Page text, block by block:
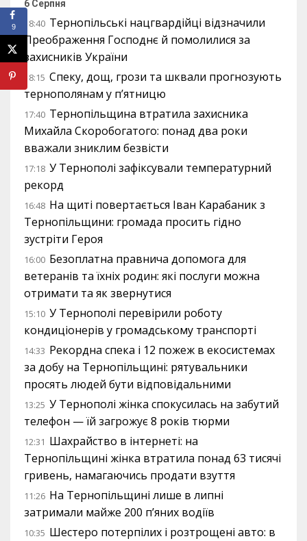
6 Серпня
18:40 Тернопільські нацгвардійці відзначили
Преображення Господнє й помолилися за
захисників України
18:15 Спеку, дощ, грози та шквали прогнозують
тернополянам у п’ятницю
17:40 Тернопільщина втратила захисника
Михайла Скоробогатого: понад два роки
вважали зниклим безвісти
17:18 У Тернополі зафіксували температурний
рекорд
16:48 На щиті повертається Іван Карабаник з
Тернопільщини: громада просить гідно
зустріти Героя
16:00 Безоплатна правнича допомога для
ветеранів та їхніх родин: які послуги можна
отримати та як звернутися
15:10 У Тернополі перевірили роботу
кондиціонерів у громадському транспорті
14:33 Рекордна спека і 12 пожеж в екосистемах
за добу на Тернопільщині: рятувальники
просять людей бути відповідальними
13:25 У Тернополі жінка спокусилась на забутий
телефон — їй загрожує 8 років тюрми
12:31 Шахрайство в інтернеті: на
Тернопільщині жінка втратила понад 63 тисячі
гривень, намагаючись продати взуття
11:26 На Тернопільщині лише в липні
затримали майже 200 п’яних водіїв
10:35 Шестеро потерпілих і розтрощені авто: в
9